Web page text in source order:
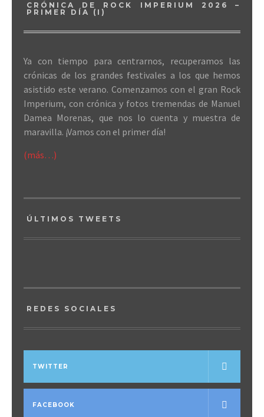
CRÓNICA DE ROCK IMPERIUM 2026 –
PRIMER DÍA (I)
Ya con tiempo para centrarnos, recuperamos las
crónicas de los grandes festivales a los que hemos
asistido este verano. Comenzamos con el gran Rock
Imperium, con crónica y fotos tremendas de Manuel
Damea Morenas, que nos lo cuenta y muestra de
maravilla. ¡Vamos con el primer día!
(más…)
ÚLTIMOS TWEETS
REDES SOCIALES
TWITTER
FACEBOOK